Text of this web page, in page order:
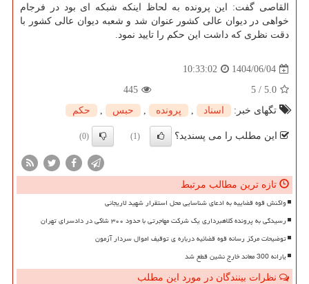
القاصی گفت: این پرونده به لحاظ اینکه شبکه ای بود در فرجام
خواهی در دیوان عالی کشور عنوان شد و شعبه دیوان عالی کشور با
دقت نظری که داشت این حکم را تایید نمود.
1404/06/04
10:33:02
5.0
/
5
445
تگهای خبر:
اسناد , پرونده , حبس , حكم
این مطلب را می پسندید؟ (1)
(0)
تازه ترین مطالب مرتبط
واکنش قوه قضاییه به ادعای شناسایی محل استقرار شهید لاریجانی
رسیدگی به پرونده کلاهبرداری یک شرکت مهاجرتی با حدود ۳۰۰ شاکی در دادسرای تهران
توضیحات مرکز رسانه قوه قضائیه درباره ی توقیف اموال سردار آزمون
یارانه 300 معاند خارج نشین قطع شد
نظرات بینندگان در مورد این مطلب